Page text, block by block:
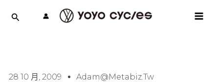
28 10 月, 2009 Adam@metabiz.tw